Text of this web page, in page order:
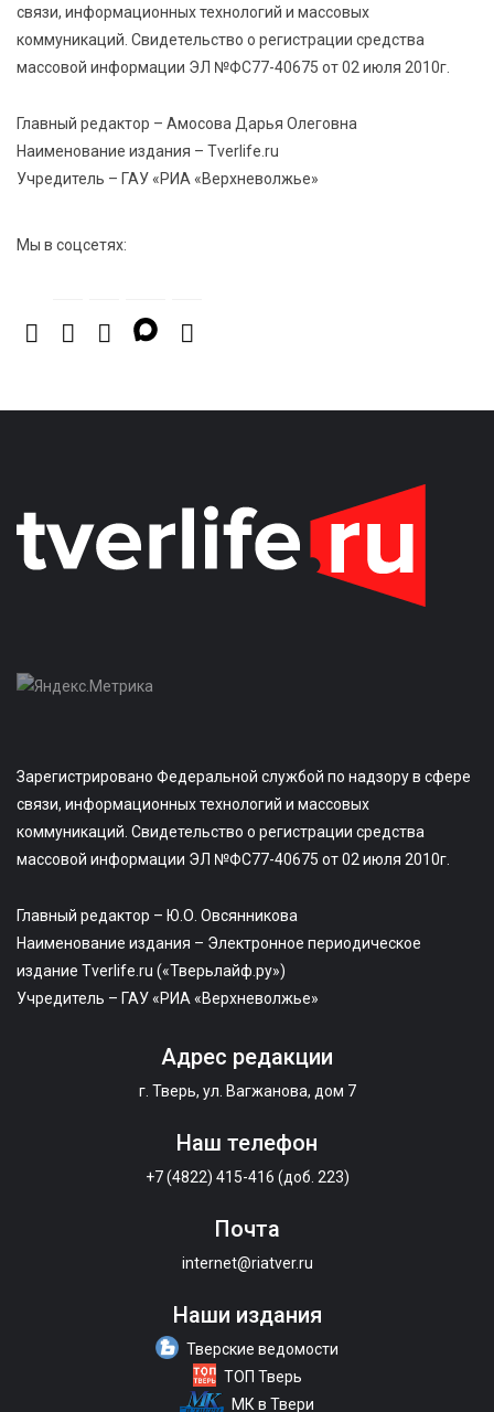
Рекорд года: в июле в России продали 122,1 тыс.
новых легковых авто
Первый в регионе: Вышневолоцкий драматический
театр стартует с яркой премьеры
связи, информационных технологий и массовых
коммуникаций. Свидетельство о регистрации средства
массовой информации ЭЛ №ФС77-40675 от 02 июля 2010г.
Главный редактор – Амосова Дарья Олеговна
Наименование издания – Tverlife.ru
Учредитель – ГАУ «РИА «Верхневолжье»
Мы в соцсетях:
Зарегистрировано Федеральной службой по надзору в сфере
связи, информационных технологий и массовых
коммуникаций. Свидетельство о регистрации средства
массовой информации ЭЛ №ФС77-40675 от 02 июля 2010г.
Главный редактор – Ю.О. Овсянникова
Наименование издания – Электронное периодическое
издание Tverlife.ru («Тверьлайф.ру»)
Учредитель – ГАУ «РИА «Верхневолжье»
Адрес редакции
г. Тверь, ул. Вагжанова, дом 7
Наш телефон
+7 (4822) 415-416 (доб. 223)
Почта
internet@riatver.ru
Наши издания
Тверские ведомости
ТОП Тверь
МК в Твери